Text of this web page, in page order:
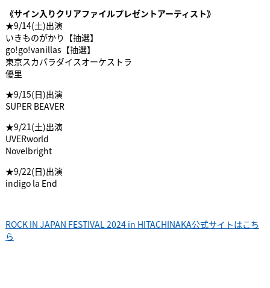
《サイン入りクリアファイルプレゼントアーティスト》
★9/14(土)出演
いきものがかり【抽選】
go!go!vanillas【抽選】
東京スカパラダイスオーケストラ
優里
★9/15(日)出演
SUPER BEAVER
★9/21(土)出演
UVERworld
Novelbright
★9/22(日)出演
indigo la End
ROCK IN JAPAN FESTIVAL 2024 in HITACHINAKA公式サイトはこち
ら